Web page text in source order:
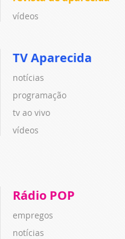
vídeos
TV Aparecida
notícias
programação
tv ao vivo
vídeos
Rádio POP
empregos
notícias